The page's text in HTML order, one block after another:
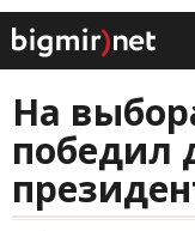
На
победил